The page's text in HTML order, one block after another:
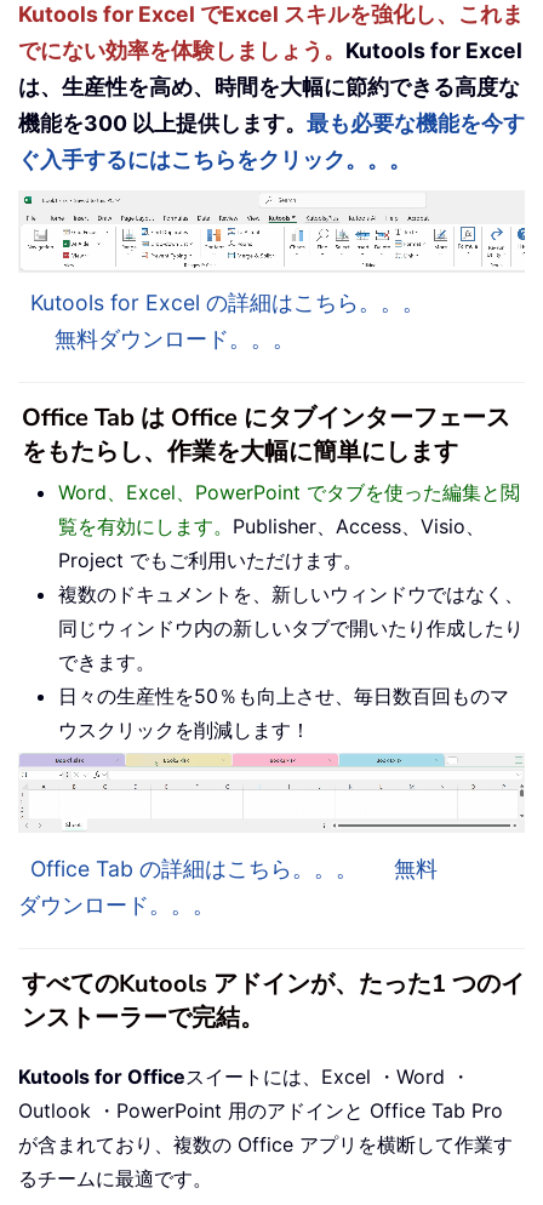
Kutools for Excel でExcel スキルを強化し、これま
でにない効率を体験しましょう。 Kutools for Excel
は、生産性を高め、時間を大幅に節約できる高度な
機能を300 以上提供します。 最も必要な機能を今す
ぐ入手するにはこちらをクリック。。。
Kutools for Excel の詳細はこちら。。。
無料ダウンロード。。。
Office Tab は Office にタブインターフェース
をもたらし、作業を大幅に簡単にします
Word、Excel、PowerPoint でタブを使った編集と閲
覧を有効にします。 Publisher、Access、Visio、
Project でもご利用いただけます。
複数のドキュメントを、新しいウィンドウではなく、
同じウィンドウ内の新しいタブで開いたり作成したり
できます。
日々の生産性を50％も向上させ、毎日数百回ものマ
ウスクリックを削減します！
Office Tab の詳細はこちら。。。
無料
ダウンロード。。。
すべてのKutools アドインが、たった1 つのイ
ンストーラーで完結。
Kutools for Officeスイートには、Excel ・Word ・
Outlook ・PowerPoint 用のアドインと Office Tab Pro
が含まれており、複数の Office アプリを横断して作業す
るチームに最適です。